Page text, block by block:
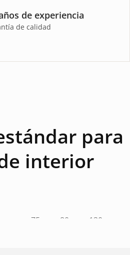
de experiencia
de calidad
para
interior
son 75 mm, 80 mm, 130 mm y
mm son adecuados para